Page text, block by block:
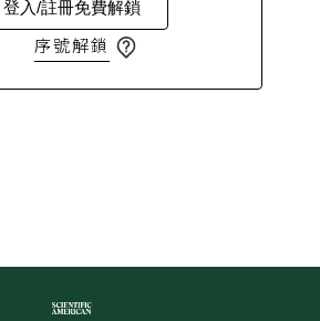
登入/註冊免費解鎖
序號解鎖